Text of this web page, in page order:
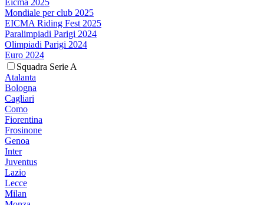
Eicma 2025
Mondiale per club 2025
EICMA Riding Fest 2025
Paralimpiadi Parigi 2024
Olimpiadi Parigi 2024
Euro 2024
Squadra Serie A
Atalanta
Bologna
Cagliari
Como
Fiorentina
Frosinone
Genoa
Inter
Juventus
Lazio
Lecce
Milan